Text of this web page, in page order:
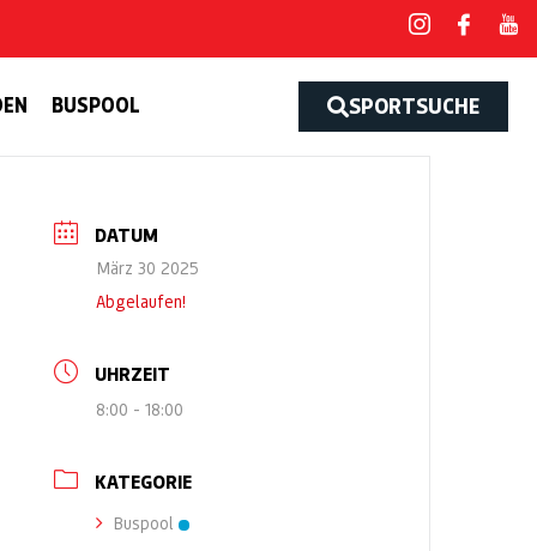
BUSPOOL SPORTSUCHE
DATUM
März 30 2025
Abgelaufen!
UHRZEIT
8:00 - 18:00
KATEGORIE
Buspool